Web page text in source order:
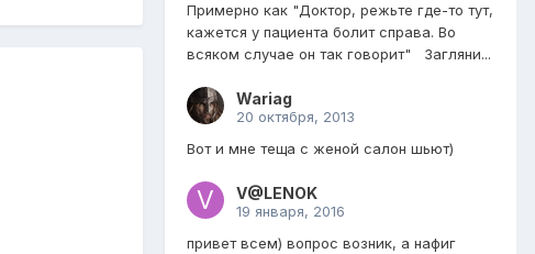
Примерно как "Доктор, режьте где-то тут,
кажется у пациента болит справа. Во
всяком случае он так говорит" Загляни...
Wariag
20 октября, 2013
Вот и мне теща с женой салон шьют)
V@LENOK
19 января, 2016
привет всем) вопрос возник, а нафиг